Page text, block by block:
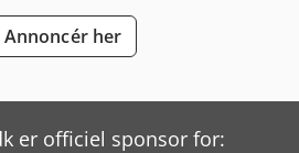
Annoncér her
er officiel sponsor for: